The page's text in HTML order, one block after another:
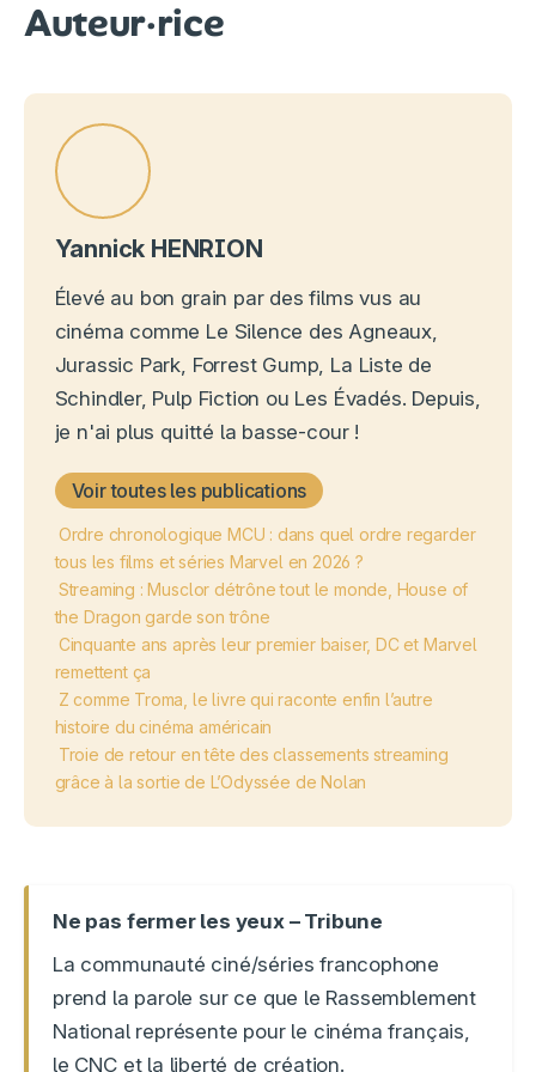
Auteur·rice
Yannick HENRION
Élevé au bon grain par des films vus au
cinéma comme Le Silence des Agneaux,
Jurassic Park, Forrest Gump, La Liste de
Schindler, Pulp Fiction ou Les Évadés. Depuis,
je n'ai plus quitté la basse-cour !
Voir toutes les publications
Ordre chronologique MCU : dans quel ordre regarder
tous les films et séries Marvel en 2026 ?
Streaming : Musclor détrône tout le monde, House of
the Dragon garde son trône
Cinquante ans après leur premier baiser, DC et Marvel
remettent ça
Z comme Troma, le livre qui raconte enfin l’autre
histoire du cinéma américain
Troie de retour en tête des classements streaming
grâce à la sortie de L’Odyssée de Nolan
Ne pas fermer les yeux – Tribune
La communauté ciné/séries francophone
prend la parole sur ce que le Rassemblement
National représente pour le cinéma français,
le CNC et la liberté de création.